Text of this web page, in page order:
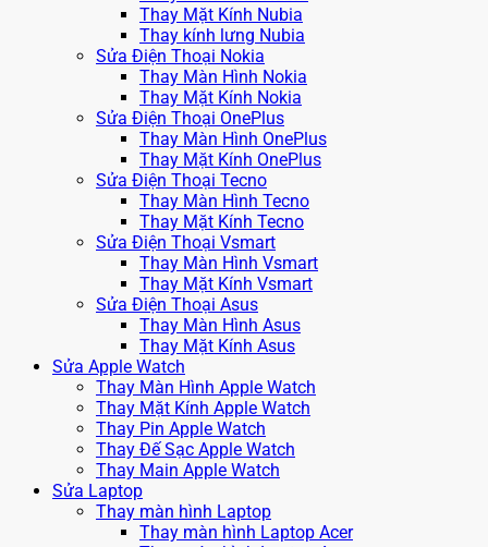
Thay Mặt Kính Nubia
Thay kính lưng Nubia
Sửa Điện Thoại Nokia
Thay Màn Hình Nokia
Thay Mặt Kính Nokia
Sửa Điện Thoại OnePlus
Thay Màn Hình OnePlus
Thay Mặt Kính OnePlus
Sửa Điện Thoại Tecno
Thay Màn Hình Tecno
Thay Mặt Kính Tecno
Sửa Điện Thoại Vsmart
Thay Màn Hình Vsmart
Thay Mặt Kính Vsmart
Sửa Điện Thoại Asus
Thay Màn Hình Asus
Thay Mặt Kính Asus
Sửa Apple Watch
Thay Màn Hình Apple Watch
Thay Mặt Kính Apple Watch
Thay Pin Apple Watch
Thay Đế Sạc Apple Watch
Thay Main Apple Watch
Sửa Laptop
Thay màn hình Laptop
Thay màn hình Laptop Acer